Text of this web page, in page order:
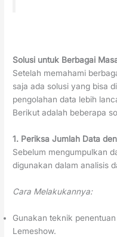
Solusi untuk Berbagai
Setelah memahami
saja ada solusi yang bisa
pengolahan data lebih
Berikut adalah beberapa
1. Periksa Jumlah Data
Sebelum mengumpulkan
digunakan dalam analisis
Cara Melakukannya:
Gunakan teknik
Lemeshow.